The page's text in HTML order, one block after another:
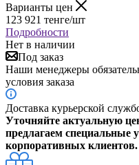
Варианты цен
123 921 тенге/шт
Подробности
Нет в наличии
Под заказ
Наши менеджеры
условия заказа
Доставка курьерской
Уточняйте актуальную
предлагаем специальные
корпоративных клиентов.